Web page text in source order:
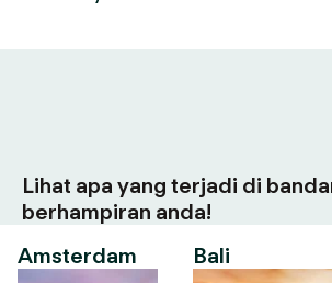
Lihat apa yang terjadi di
berhampiran anda!
Amsterdam
Bali